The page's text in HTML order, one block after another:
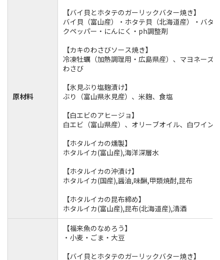
原材料
【バイ貝とホタテのガーリックバター焼き】
バイ貝（富山産）・ホタテ貝（北海道産）・バタ
クペッパー・にんにく・ph調整剤
【カキのわさびソース焼き】
冷凍牡蠣（加熱調理用・広島県産）、マヨネーズ
わさび
【氷見ぶり塩麹漬け】
ぶり（富山県氷見産）、米麹、食塩
【白エビのアヒージョ】
白エビ（富山県産）、オリーブオイル、白ワイン
【ホタルイカの燻製】
ホタルイカ(富山産),海洋深層水
【ホタルイカの沖漬け】
ホタルイカ(国産),醤油,味醂,甲類焼酎,昆布
【ホタルイカの昆布締め】
ホタルイカ(富山産),昆布(北海道産),清酒
【福来魚のなめろう】
・小麦・ごま・大豆
【バイ貝とホタテのガーリックバター焼き】